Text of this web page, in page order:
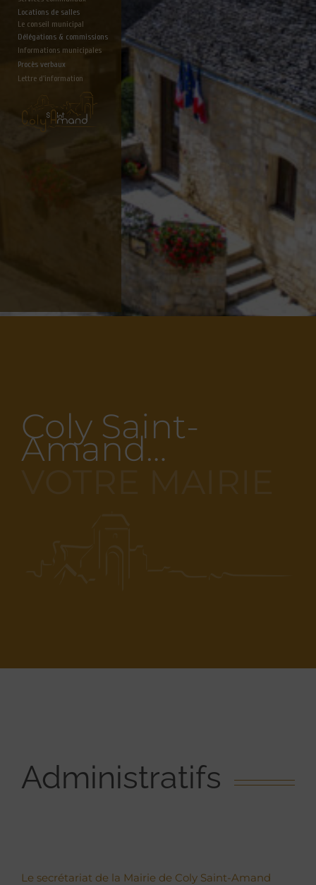
Locations de salles
Le conseil municipal
Délégations & commissions
Informations municipales
Lettre d'information
Procès verbaux
Coly Saint-
Amand…
Administratifs
Le secrétariat de la Mairie de Coly Saint-Amand